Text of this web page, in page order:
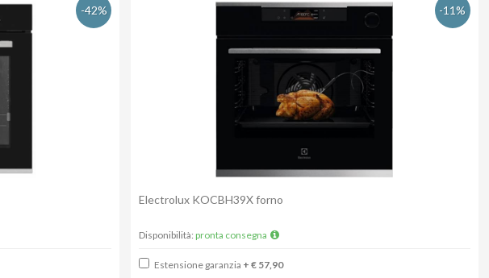
-42% -11%
Electrolux KOCBH39X forno
Disponibilità: pronta consegna
Estensione garanzia + € 57,90